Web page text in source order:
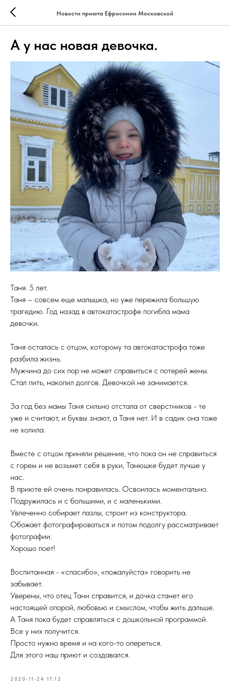
Новости приюта Ефросинии Московской
А у нас новая девочка.
Таня. 5 лет.
Таня – совсем еще малышка, но уже пережила большую
трагедию. Год назад в автокатастрофе погибла мама
девочки.
Таня осталась с отцом, которому та автокатастрофа тоже
разбила жизнь.
Мужчина до сих пор не может справиться с потерей жены.
Стал пить, накопил долгов. Девочкой не занимается.
За год без мамы Таня сильно отстала от сверстников - те
уже и считают, и буквы знают, а Таня нет. И в садик она тоже
не холила.
Вместе с отцом приняли решение, что пока он не справиться
с горем и не возьмет себя в руки, Танюшке будет лучше у
нас.
В приюте ей очень понравилась. Освоилась моментально.
Подружилась и с большими, и с маленькими.
Увлеченно собирает пазлы, строит из конструктора.
Обожает фотографироваться и потом подолгу рассматривает
фотографии.
Хорошо поет!
Воспитанная - «спасибо», «пожалуйста» говорить не
забывает.
Уверены, что отец Тани справится, и дочка станет его
настоящей опорой, любовью и смыслом, чтобы жить дальше.
А Таня пока будет справляться с дошкольной программой.
Все у них получится.
Просто нужно время и на кого-то опереться.
Для этого наш приют и создавался.
2020-11-24 17:12